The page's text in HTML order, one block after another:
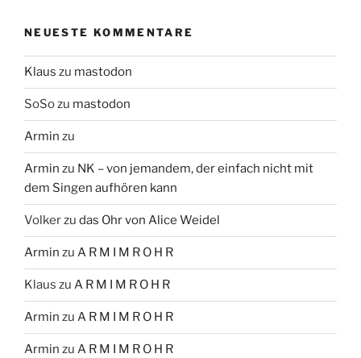
NEUESTE KOMMENTARE
Klaus zu mastodon
SoSozu mastodon
Armin zu
Armin zu NK – von jemandem, der einfach nicht mit
dem Singen aufhören kann
Volkerzu das Ohr von Alice Weidel
Armin zu A R M I M R O H R
Klaus zu A R M I M R O H R
Armin zu A R M I M R O H R
Armin zu A R M I M R O H R